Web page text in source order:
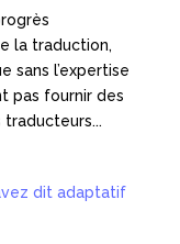
la traduction,
sans l’expertise
pas fournir des